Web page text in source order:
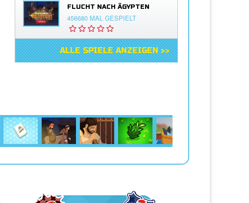
FLUCHT NACH ÄGYPTEN
456680 MAL GESPIELT
ALLE SPIELE ANZEIGEN >>